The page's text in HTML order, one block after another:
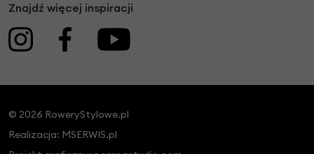
Znajdź więcej inspiracji
© 2026 RoweryStylowe.pl
Realizacja: MSERWIS.pl